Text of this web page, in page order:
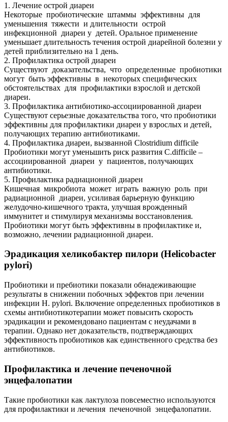
1. Лечение острой диареи
Некоторые пробиотические штаммы эффективны для
уменьшения тяжести и длительности острой
инфекционной диареи у детей. Оральное применение
уменьшает длительность течения острой диарейной болезни у
детей приблизительно на 1 день.
2. Профилактика острой диареи
Существуют доказательства, что определенные пробиотики
могут быть эффективны в некоторых специфических
обстоятельствах для профилактики взрослой и детской
диареи.
3. Профилактика антибиотико-ассоциированной диареи
Существуют серьезные доказательства того, что пробиотики
эффективны для профилактики диареи у взрослых и детей,
получающих терапию антибиотиками.
4. Профилактика диареи, вызванной Clostridium difficile
Пробиотики могут уменьшить риск развития C.difficile –
ассоциированной диареи у пациентов, получающих
антибиотики.
5. Профилактика радиационной диареи
Кишечная микробиота может играть важную роль при
радиационной диареи, усиливая барьерную функцию
желудочно-кишечного тракта, улучшая врожденный
иммунитет и стимулируя механизмы восстановления.
Пробиотики могут быть эффективны в профилактике и,
возможно, лечении радиационной диареи.
Эрадикация хеликобактер пилори (Helicobacter
pylori)
Пробиотики и пребиотики показали обнадеживающие
результаты в снижении побочных эффектов при лечении
инфекции H. pylori. Включение определенных пробиотиков в
схемы антибиотикотерапии может повысить скорость
эрадикации и рекомендовано пациентам с неудачами в
терапии. Однако нет доказательств, подтверждающих
эффективность пробиотиков как единственного средства без
антибиотиков.
Профилактика и лечение печеночной
энцефалопатии
Такие пробиотики как лактулоза повсеместно используются
для профилактики и лечения печеночной энцефалопатии.